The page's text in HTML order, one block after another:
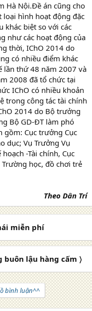
Hà Nội.Đề án cũng cho
loại hình hoạt động đặc
khác biệt so với các
như các hoạt động của
thời, IChO 2014 do
có nhiều điểm khác
lần thứ 48 năm 2007 và
2008 đã tổ chức tại
IChO có nhiều khoản
trong công tác tài chính
2014 do Bộ trưởng
Bộ GD-ĐT làm phó
gồm: Cục trưởng Cục
dục; Vụ Trưởng Vụ
-Tài chính, Cục
học, đồ chơi trẻ
Theo Dân Trí
miễn phí
lậu hàng cấm 〉
bình luận^^